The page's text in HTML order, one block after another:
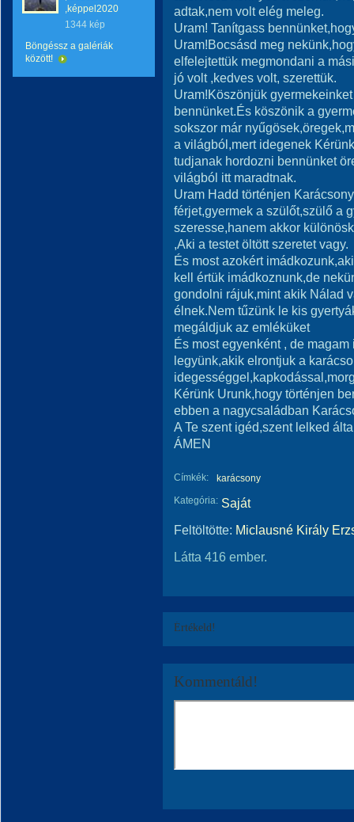
,képpel2020
1344 kép
Böngéssz a galériák
között!
adtak,nem volt elég meleg.
Uram! Tanítgass
Uram!Bocsásd meg
elfelejtettük megmondani a
jó volt ,kedves volt, szerettük.
Uram!Köszönjük
bennünket.És köszönik a
sokszor már
a világból,mert idegenek
tudjanak hordozni bennünket
világból itt maradtnak.
Uram Hadd történjen
férjet,gyermek a szülőt,szülő a
szeresse,hanem akkor
,Aki a testet öltött szeretet vagy.
És most azokért
kell értük imádkoznunk,de
gondolni rájuk,mint akik Nálad
élnek.Nem tűzünk le kis
megáldjuk az emléküket
És most egyenként , de
legyünk,akik elrontjuk a
Kérünk Urunk,hogy történjen
ebben a nagycsaládban
A Te szent igéd,szent lelked
ÁMEN
Címkék:
karácsony
Kategória: Saját
Feltöltötte: Miclausné Király
Látta 416 ember.
Értékeld!
Kommentáld!